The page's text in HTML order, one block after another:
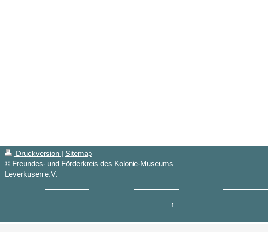
Druckversion | Sitemap
© Freundes- und Förderkreis des Kolonie-Museums
Leverkusen e.V.
↑